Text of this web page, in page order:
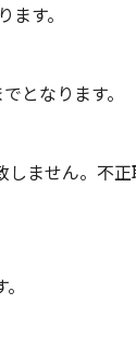
す。
となります。
ません。不